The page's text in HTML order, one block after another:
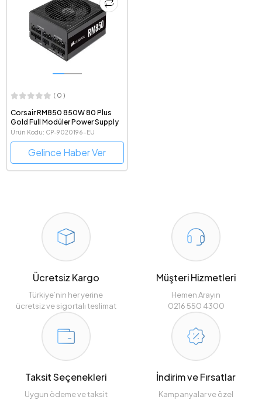
( 0 )
Corsair RM850 850W 80 Plus
Gold Full Modüler Power Supply
Ürün Kodu: CP-9020196-EU
Gelince Haber Ver
Ücretsiz Kargo
Türkiye’nin her yerine
ücretsiz ve sigortalı teslimat
Müşteri Hizmetleri
Hemen Arayın
0216 550 4300
Taksit Seçenekleri
Uygun ödeme ve taksit
İndirim ve Fırsatlar
Kampanyalar ve özel